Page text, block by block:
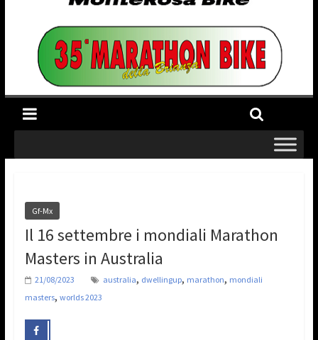
Gf-Mx
Il 16 settembre i mondiali Marathon
Masters in Australia
21/08/2023 australia, dwellingup, marathon, mondiali
masters, worlds 2023